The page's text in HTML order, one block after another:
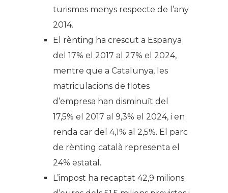
turismes menys respecte de l’any
2014.
El rènting ha crescut a Espanya
del 17% el 2017 al 27% el 2024,
mentre que a Catalunya, les
matriculacions de flotes
d’empresa han disminuït del
17,5% el 2017 al 9,3% el 2024, i en
renda car del 4,1% al 2,5%. El parc
de rènting català representa el
24% estatal.
L’impost ha recaptat 42,9 milions